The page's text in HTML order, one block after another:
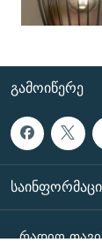
ᲒᲐᲛᲝᲘᲬᲔᲠᲔ
რადიო